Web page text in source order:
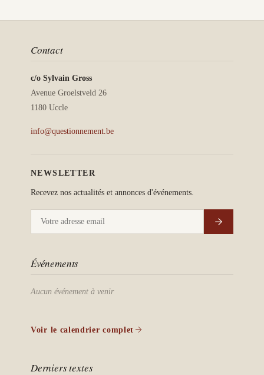
Contact
c/o Sylvain Gross
Avenue Groelstveld 26
1180 Uccle
info@questionnement.be
NEWSLETTER
Recevez nos actualités et annonces d'événements.
Événements
Aucun événement à venir
Voir le calendrier complet
Derniers textes